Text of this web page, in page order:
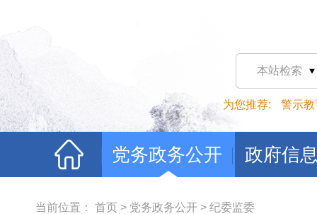
本站检索
为您推荐: 警示教
党务政务公开 政府信
当前位置： 首页 > 党务政务公开 > 纪委监委